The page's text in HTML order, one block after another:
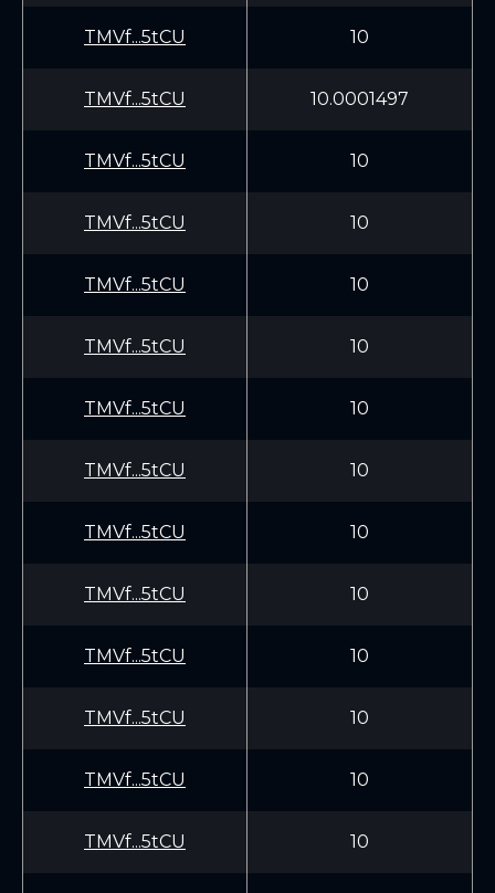
TMVf...5tCU 10
TMVf...5tCU 10.0001497
TMVf...5tCU 10
TMVf...5tCU 10
TMVf...5tCU 10
TMVf...5tCU 10
TMVf...5tCU 10
TMVf...5tCU 10
TMVf...5tCU 10
TMVf...5tCU 10
TMVf...5tCU 10
TMVf...5tCU 10
TMVf...5tCU 10
TMVf...5tCU 10